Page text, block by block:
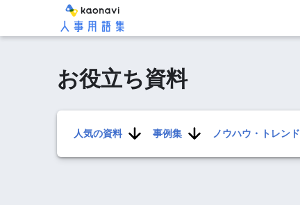
お役立ち資料
人気の資料 事例集 ノウハウ・トレンド